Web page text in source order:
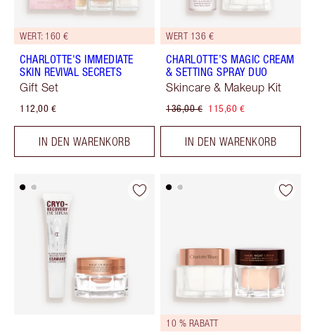
WERT: 160 €
CHARLOTTE'S IMMEDIATE
SKIN REVIVAL SECRETS
Gift Set
112,00 €
IN DEN WARENKORB
WERT 136 €
CHARLOTTE’S MAGIC CREAM
& SETTING SPRAY DUO
Skincare & Makeup Kit
136,00 € 115,60 €
IN DEN WARENKORB
10 % RABATT